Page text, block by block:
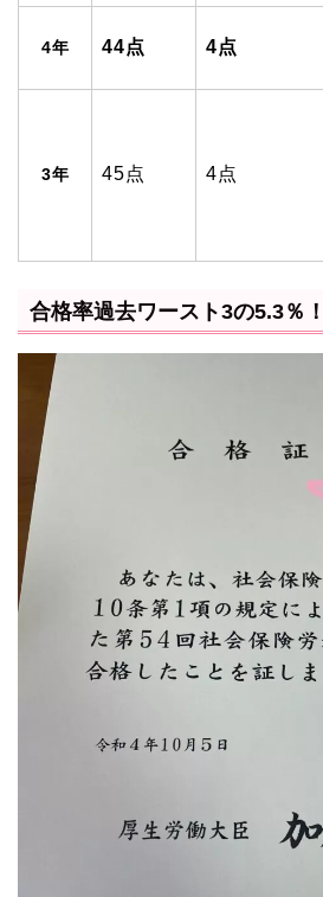
4年 44点 4点
3年 45点 4点
合格率過去ワースト3の5.3％！